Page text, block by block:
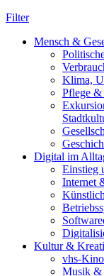
Filter
Mensch &
Klima,
Pflege &
Digital im
Einstieg
Internet
Kultur &
vhs-Kino
Musik &